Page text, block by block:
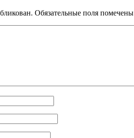
Обязательные поля помечены